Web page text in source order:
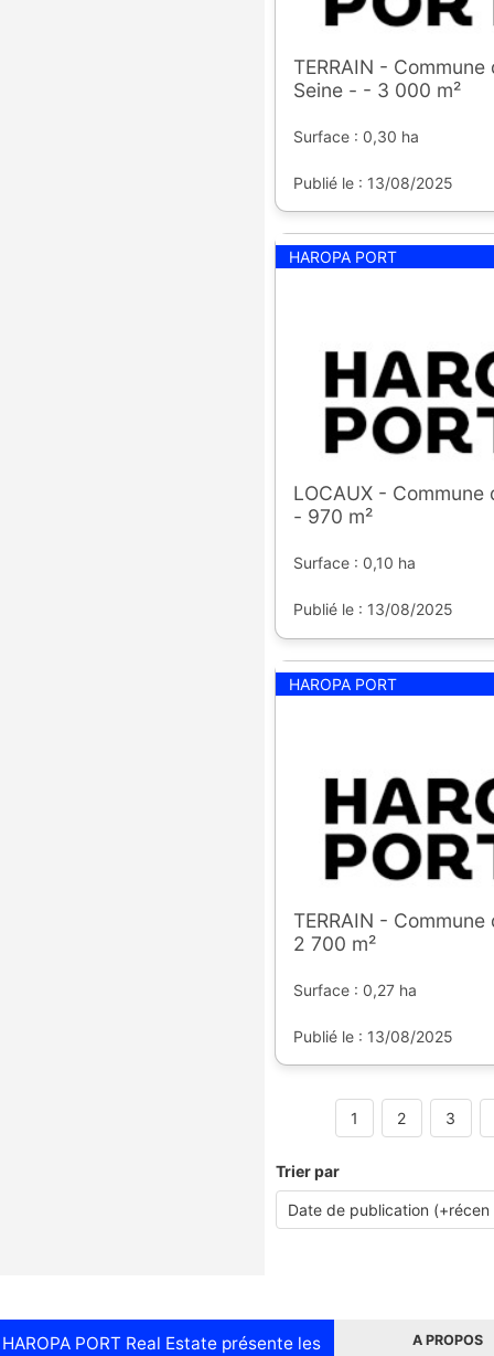
TERRAIN - Commune
Seine - - 3 000 m²
Surface : 0,30 ha
Publié le : 13/08/2025
HAROPA PORT
LOCAUX - Commune
- 970 m²
Surface : 0,10 ha
Publié le : 13/08/2025
HAROPA PORT
TERRAIN - Commune
2 700 m²
Surface : 0,27 ha
Publié le : 13/08/2025
1 2 3
Trier par
HAROPA PORT Real Estate présente les
A PROPOS